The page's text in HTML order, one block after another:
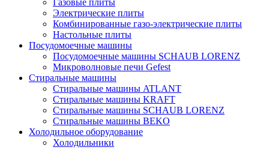
Газовые плиты
Электрические плиты
Комбинированные газо-электрические плиты
Настольные плиты
Посудомоечные машины
Посудомоечные машины SCHAUB LORENZ
Микроволновые печи Gefest
Стиральные машины
Стиральные машины ATLANT
Стиральные машины KRAFT
Стиральные машины SCHAUB LORENZ
Стиральные машины BEKO
Холодильное оборудование
Холодильники